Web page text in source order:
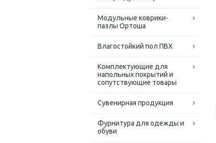
Модульные коврики-
пазлы Ортоша
Влагостойкий пол ПВХ
Комплектующие для
напольных покрытий и
сопутствующие товары
Сувенирная продукция
Фурнитура для одежды и
обуви